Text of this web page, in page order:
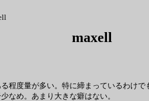
程度量が多い。特に締まっているわけ
なめ。あまり大きな癖はない。
maxell